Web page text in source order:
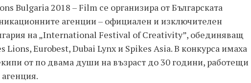
Bulgaria 2018 – Film се организира от Българската
агенции – официален и изключителен
на „International Festival of Creativity”, обединяващ
Lions, Eurobest, Dubai Lynx и Spikes Asia. В конкурса имаха
от по двама души на възраст до 30 години, работещи